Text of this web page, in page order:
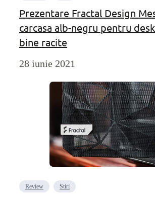
Prezentare Fractal Design
carcasa alb-negru pentru
bine racite
28 iunie 2021
Review Stiri